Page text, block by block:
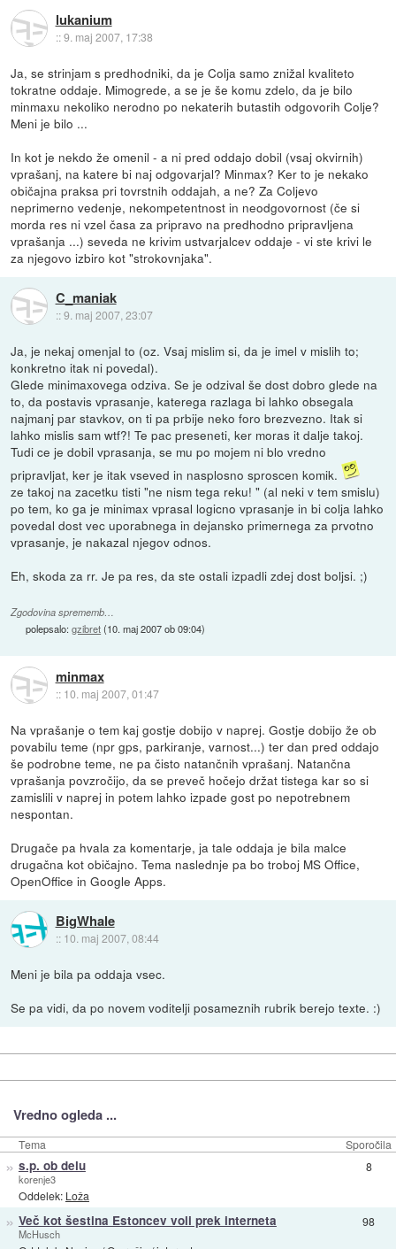
lukanium
::9. maj 2007, 17:38
Ja, se strinjam s predhodniki, da je Colja samo znižal kvaliteto
tokratne oddaje. Mimogrede, a se je še komu zdelo, da je bilo
minmaxu nekoliko nerodno po nekaterih butastih odgovorih Colje?
Meni je bilo ...
In kot je nekdo že omenil - a ni pred oddajo dobil (vsaj okvirnih)
vprašanj, na katere bi naj odgovarjal? Minmax? Ker to je nekako
običajna praksa pri tovrstnih oddajah, a ne? Za Coljevo
neprimerno vedenje, nekompetentnost in neodgovornost (če si
morda res ni vzel časa za pripravo na predhodno pripravljena
vprašanja ...) seveda ne krivim ustvarjalcev oddaje - vi ste krivi le
za njegovo izbiro kot "strokovnjaka".
C_maniak
::9. maj 2007, 23:07
Ja, je nekaj omenjal to (oz. Vsaj mislim si, da je imel v mislih to;
konkretno itak ni povedal).
Glede minimaxovega odziva. Se je odzival še dost dobro glede na
to, da postavis vprasanje, katerega razlaga bi lahko obsegala
najmanj par stavkov, on ti pa prbije neko foro brezvezno. Itak si
lahko mislis sam wtf?! Te pac preseneti, ker moras it dalje takoj.
Tudi ce je dobil vprasanja, se mu po mojem ni blo vredno
pripravljat, ker je itak vseved in nasplosno sproscen komik.
ze takoj na zacetku tisti "ne nism tega reku! " (al neki v tem smislu)
po tem, ko ga je minimax vprasal logicno vprasanje in bi colja lahko
povedal dost vec uporabnega in dejansko primernega za prvotno
vprasanje, je nakazal njegov odnos.
Eh, skoda za rr. Je pa res, da ste ostali izpadli zdej dost boljsi. ;)
Zgodovina sprememb…
polepsalo:gzibret(10. maj 2007 ob 09:04)
minmax
:: 10. maj 2007, 01:47
Na vprašanje o tem kaj gostje dobijo v naprej. Gostje dobijo že ob
povabilu teme (npr gps, parkiranje, varnost...) ter dan pred oddajo
še podrobne teme, ne pa čisto natančnih vprašanj. Natančna
vprašanja povzročijo, da se preveč hočejo držat tistega kar so si
zamislili v naprej in potem lahko izpade gost po nepotrebnem
nespontan.
Drugače pa hvala za komentarje, ja tale oddaja je bila malce
drugačna kot običajno. Tema naslednje pa bo troboj MS Office,
OpenOffice in Google Apps.
BigWhale
:: 10. maj 2007, 08:44
Meni je bila pa oddaja vsec.
Se pa vidi, da po novem voditelji posameznih rubrik berejo texte. :)
Vredno ogleda ...
Tema Sporočila
» s.p. ob delu
korenje3
Oddelek: Loža
8
» Več kot šestina Estoncev voli prek interneta
McHusch
98